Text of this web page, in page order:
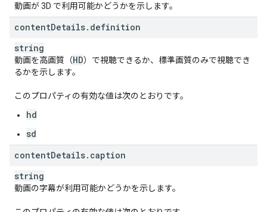
動画が 3D で利用可能かどうかを示します。
contentDetails. definition
string
動画を高画質（HD）で視聴できるか、標準画質のみで視聴でき
るかを示します。
このプロパティの有効な値は次のとおりです。
hd
sd
contentDetails. caption
string
動画の字幕が利用可能かどうかを示します。